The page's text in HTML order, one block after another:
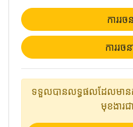
ការ​រច
ការ​រច
ទទួលបានលទ្ធផលដែលមា
មុខងារ